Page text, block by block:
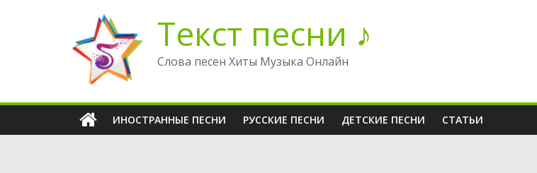
содержимому
Текст песни ♪
Слова песен Хиты Музыка Онлайн
ИНОСТРАННЫЕ ПЕСНИ РУССКИЕ ПЕСНИ ДЕТСКИЕ ПЕСНИ СТАТЬИ